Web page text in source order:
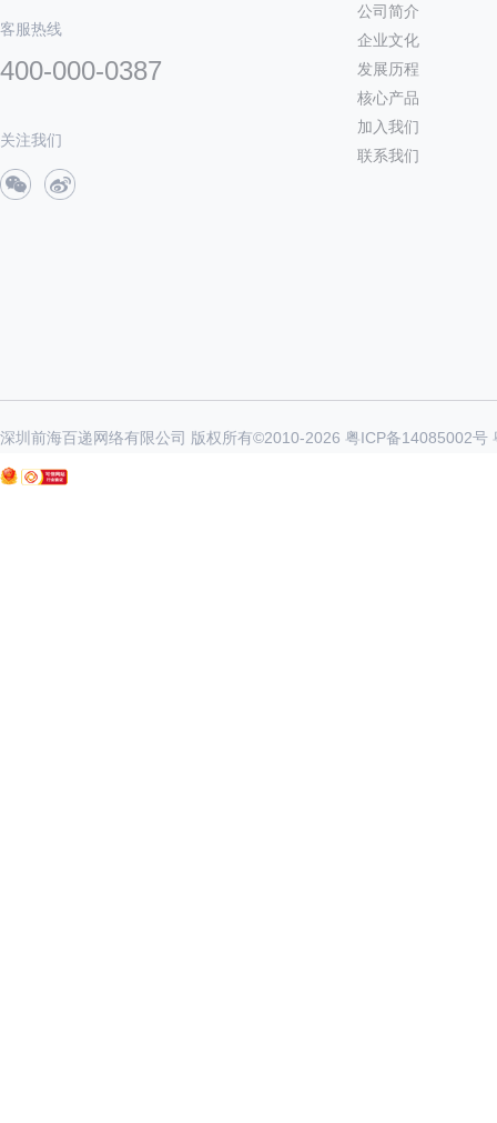
客服热线
400-000-0387
关注我们
公司简介
企业文化
发展历程
核心产品
加入我们
联系我们
深圳前海百递网络有限公司 版权所有©2010-2026 粤ICP备14085002号